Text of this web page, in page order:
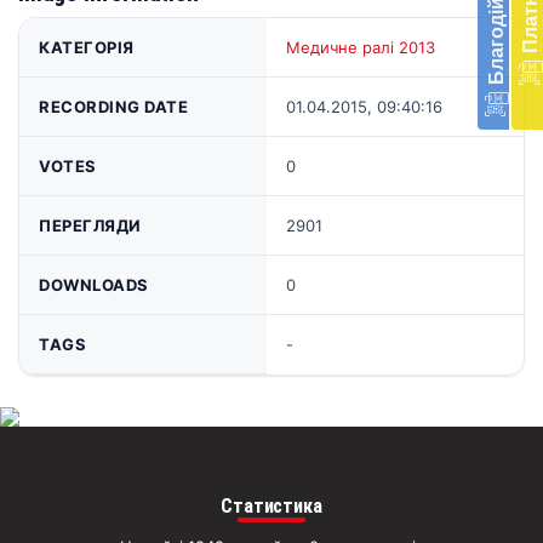
КАТЕГОРІЯ Медичне ралі 2013
RECORDING DATE 01.04.2015, 09:40:16
VOTES 0
ПЕРЕГЛЯДИ 2901
DOWNLOADS 0
TAGS -
Статистика